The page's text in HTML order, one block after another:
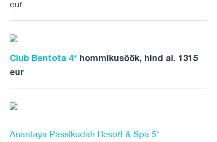
eur
Club Bentota 4* hommikusöök, hind al. 1315
eur
Anantaya Passikudah Resort & Spa 5*